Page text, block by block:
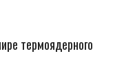
термоядерного